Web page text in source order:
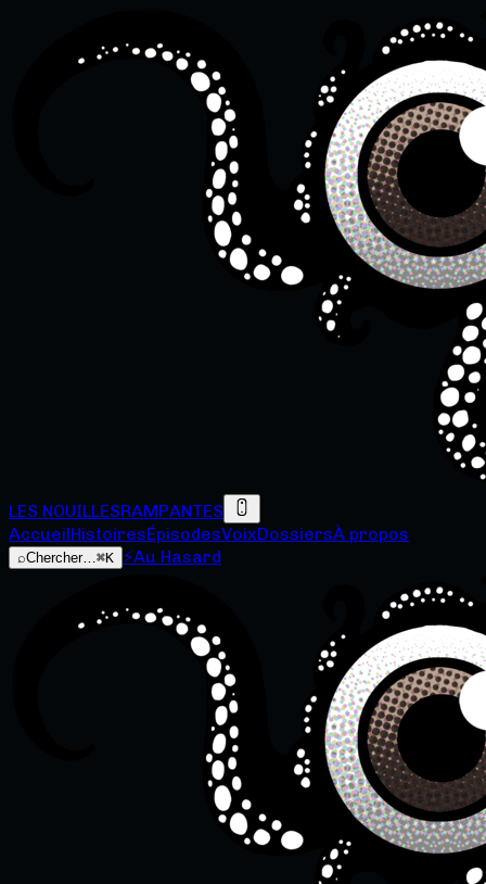
LES NOUILLESRAMPANTES
AccueilHistoiresÉpisodesVoixDossiersÀ propos
⌕Chercher…⌘K ⚡Au Hasard